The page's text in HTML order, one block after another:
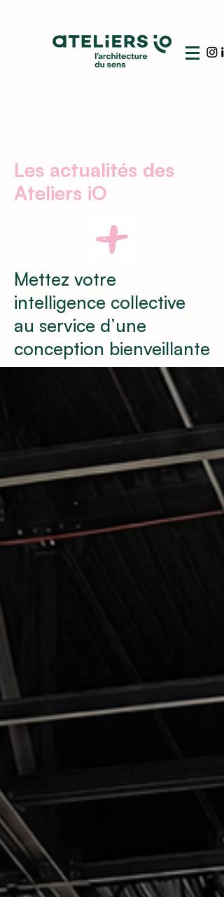
Les actualités des
Ateliers iO
Mettez votre
intelligence collective
au service d’une
conception bienveillante​